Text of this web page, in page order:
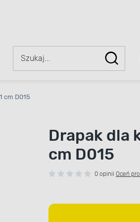
cm D015
Drapak dla
cm D015
0 opinii Oceń